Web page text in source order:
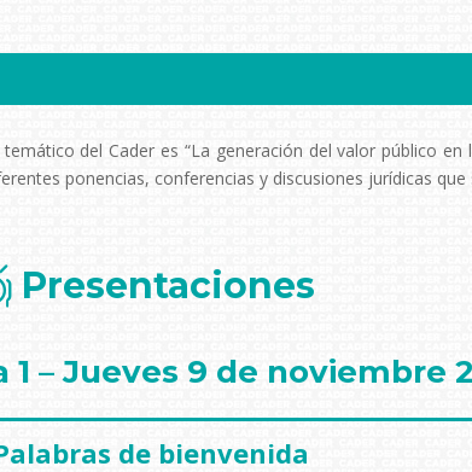
temático del Cader es “La generación del valor público
ponencias, conferencias y discusiones jurídicas
Presentaciones
1 – Jueves 9 de noviembre
de bienvenida